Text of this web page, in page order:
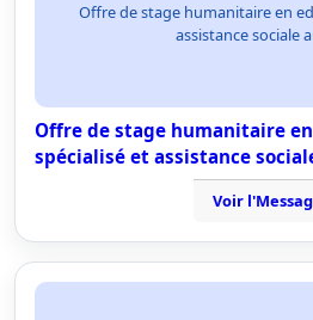
Offre de stage humanitaire en
assistance sociale
Offre de stage humanitaire
spécialisé et assistance
Voir